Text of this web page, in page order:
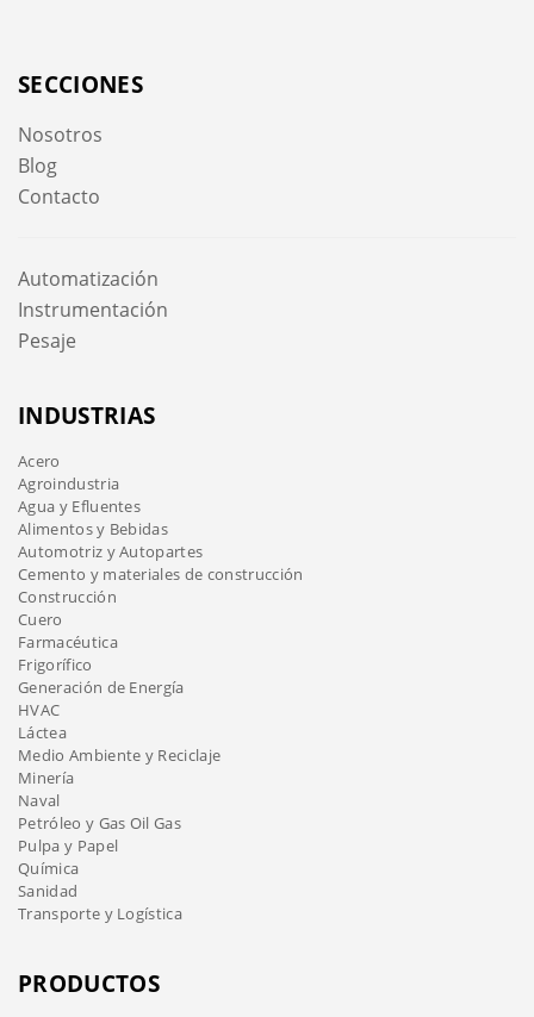
SECCIONES
Nosotros
Blog
Contacto
Automatización
Instrumentación
Pesaje
INDUSTRIAS
Acero
Agroindustria
Agua y Efluentes
Alimentos y Bebidas
Automotriz y Autopartes
Cemento y materiales de construcción
Construcción
Cuero
Farmacéutica
Frigorífico
Generación de Energía
HVAC
Láctea
Medio Ambiente y Reciclaje
Minería
Naval
Petróleo y Gas Oil Gas
Pulpa y Papel
Química
Sanidad
Transporte y Logística
PRODUCTOS